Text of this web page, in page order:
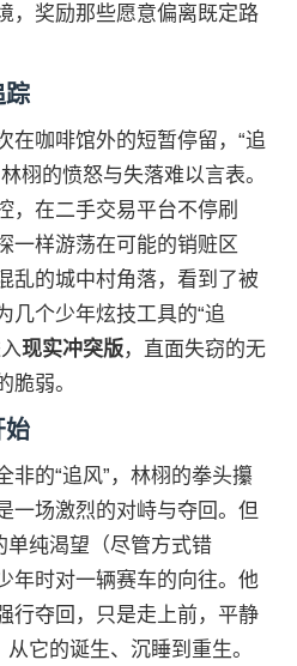
，奖励那些愿意偏离既定路
踪
在咖啡馆外的短暂停留，“追
栩的愤怒与失落难以言表。
，在二手交易平台不停刷
一样游荡在可能的销赃区
乱的城中村角落，看到了被
几个少年炫技工具的“追
现实冲突版，直面失窃的无
脆弱。
始
非的“追风”，林栩的拳头攥
一场激烈的对峙与夺回。但
单纯渴望（尽管方式错
年时对一辆赛车的向往。他
行夺回，只是走上前，平静
它的诞生、沉睡到重生。